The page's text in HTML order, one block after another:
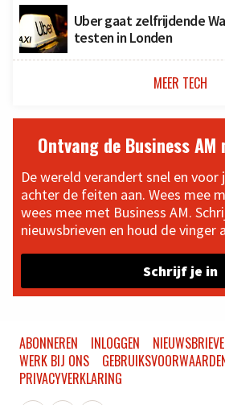
Uber gaat zelfrijdende
testen in Londen
MEER TECH
Ontvang de Business AM
De wereld verandert snel en
achter de feiten aan. Wees mee
wees mee met Business AM.
nieuwsbrieven en houd de vinger
Schrijf je in
ABONNEREN INLOGGEN
WERK BIJ ONS
PRIVACYVERKLARING